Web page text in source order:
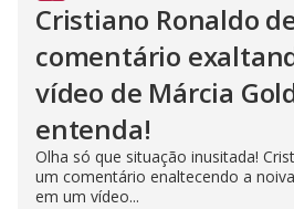
Cristiano Ronaldo
comentário
vídeo de Márcia
entenda!
Olha só que situação inusitada!
um comentário enaltecendo a
em um vídeo...